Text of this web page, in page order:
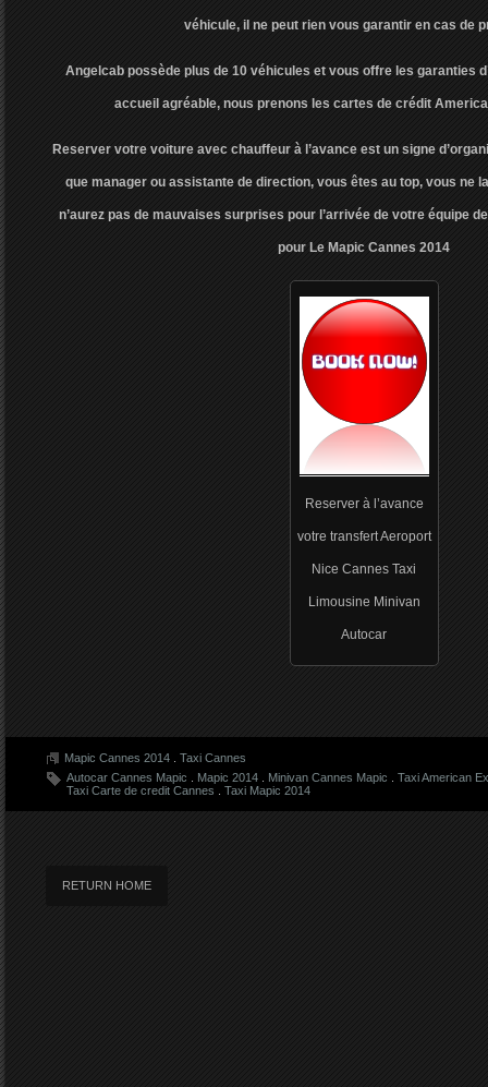
véhicule, il ne peut rien vous garantir en cas de
Angelcab possède plus de 10 véhicules et vous offre les garanties
accueil agréable, nous prenons les cartes de crédit
Reserver votre voiture avec chauffeur à l’avance est un signe
que manager ou assistante de direction, vous êtes au top, vous ne
n’aurez pas de mauvaises surprises pour l’arrivée de votre équipe
pour Le Mapic Cannes 2014
Reserver à l’avance
votre transfert Aeroport
Nice Cannes Taxi
Limousine Minivan
Autocar
Mapic Cannes 2014
Taxi Cannes
Autocar Cannes Mapic
Mapic 2014 Minivan Cannes Mapic
Taxi American
Taxi Carte de credit Cannes
Taxi Mapic 2014
RETURN HOME